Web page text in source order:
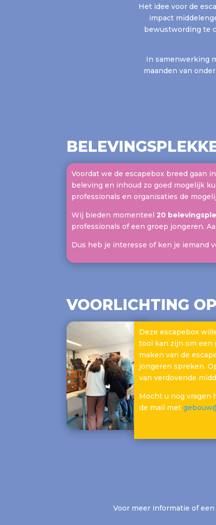
Het idee voor de
impact
bewustwording te
In samenwerking
maanden van
Voordat we de escapebox breed gaan
beleving en inhoud zo goed mogelijk
professionals en organisaties de
Wij bieden momenteel20
professionals of een groep jongeren.
Dus heb je interesse of ken je iemand
VOORLICHTING
Deze escapebox
tool kan zijn om een
maken van de
jongeren spreken.
van verdovende
Mocht u nog vragen
de mail met
Voor meer informatie of